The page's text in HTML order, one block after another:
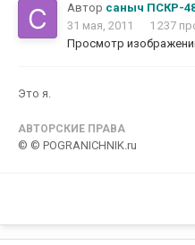
Автор саныч ПСКР-
31 мая, 2011
1 237
Просмотр
Это я.
АВТОРСКИЕ ПРАВА
© © POGRANICHNIK.ru